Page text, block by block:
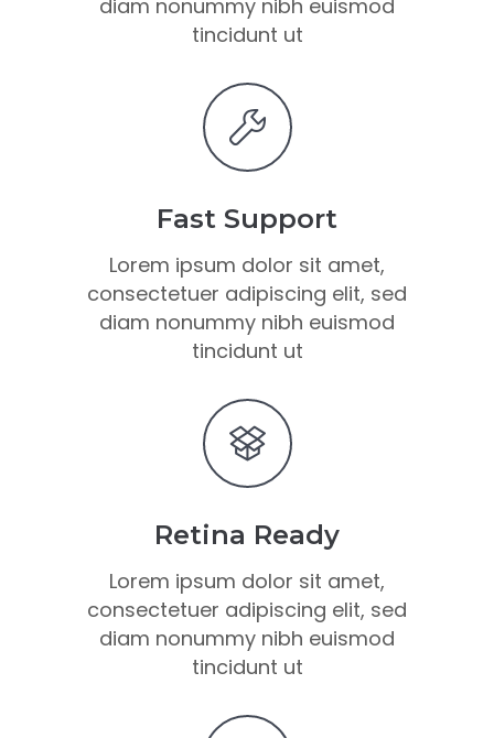
diam nonummy nibh euismod
tincidunt ut
Fast Support
Lorem ipsum dolor sit amet,
consectetuer adipiscing elit, sed
diam nonummy nibh euismod
tincidunt ut
Retina Ready
Lorem ipsum dolor sit amet,
consectetuer adipiscing elit, sed
diam nonummy nibh euismod
tincidunt ut